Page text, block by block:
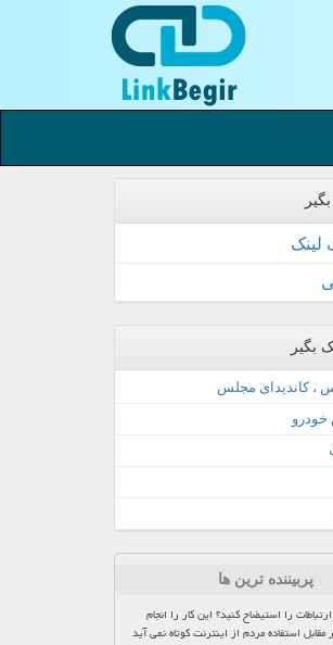
بگیر
، کاندیدای مجلس
پربیننده ترین ها
را استیضاح کنید؟ این کار را انجام
استفاده مردم از اینترنت کوتاه نمی آید